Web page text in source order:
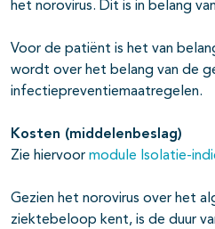
het norovirus. Dit is in belang
Voor de patiënt is het van
wordt over het belang van de
infectiepreventiemaatregelen.
Kosten (middelenbeslag)
Zie hiervoor module Isolatie-
Gezien het norovirus over het
ziektebeloop kent, is de duur